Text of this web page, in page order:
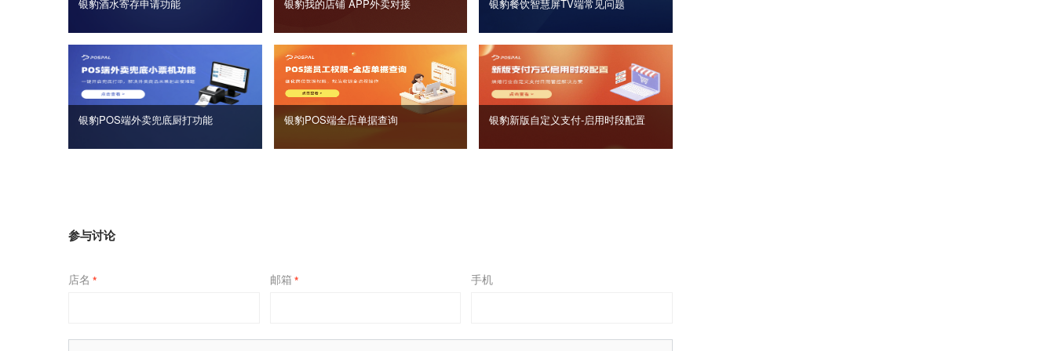
银豹酒水寄存申请功能 银豹我的店铺 APP外卖对接 银豹餐饮智慧屏TV端常见问题
银豹POS端外卖兜底厨打功能 银豹POS端全店单据查询 银豹新版自定义支付‑启用时段配置
参与讨论
店名 * 邮箱 * 手机